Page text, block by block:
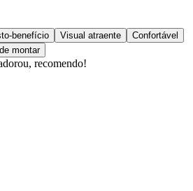
benefício Visual atraente
Confortável
montar
recomendo!